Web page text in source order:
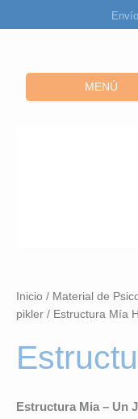
al
MENÚ
Inicio / Material de
pikler / Estructura Mía
Estructura Mia – Un